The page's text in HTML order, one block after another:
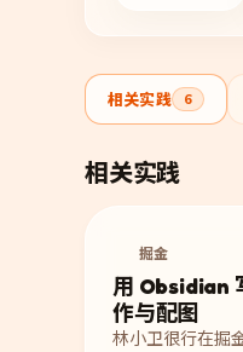
相关实践 6
相关实践
掘金
用 Obsidian
作与配图
林小卫很行在掘